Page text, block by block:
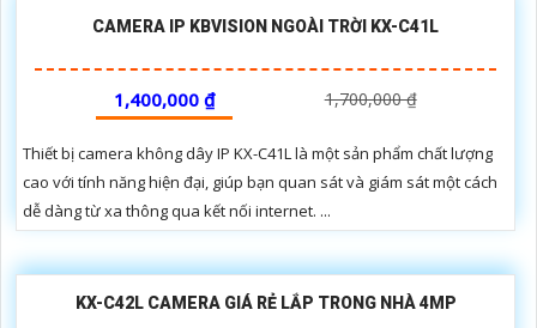
CAMERA IP KBVISION NGOÀI TRỜI KX-C41L
1,400,000 ₫ 1,700,000 ₫
Thiết bị camera không dây IP KX-C41L là một sản phẩm chất lượng
cao với tính năng hiện đại, giúp bạn quan sát và giám sát một cách
dễ dàng từ xa thông qua kết nối internet. ...
KX-C42L CAMERA GIÁ RẺ LẮP TRONG NHÀ 4MP